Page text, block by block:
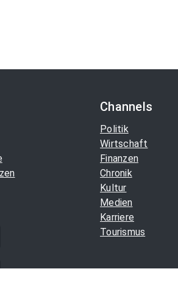
Channels
Politik
Wirtschaft
Finanzen
Chronik
Kultur
Medien
Karriere
Tourismus